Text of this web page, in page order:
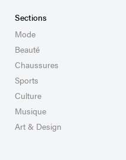
Sections
Mode
Beauté
Chaussures
Sports
Culture
Musique
Art & Design